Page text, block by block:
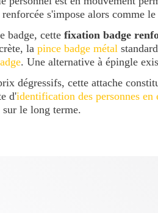
s'impose alors comme
badge, cette fixation badge
la pince badge métal
. Une alternative à épingle
dégressifs, cette attache
d'identification des personnes en
sur le long terme.